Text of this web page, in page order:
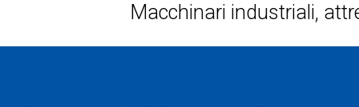
Macchinari industriali,